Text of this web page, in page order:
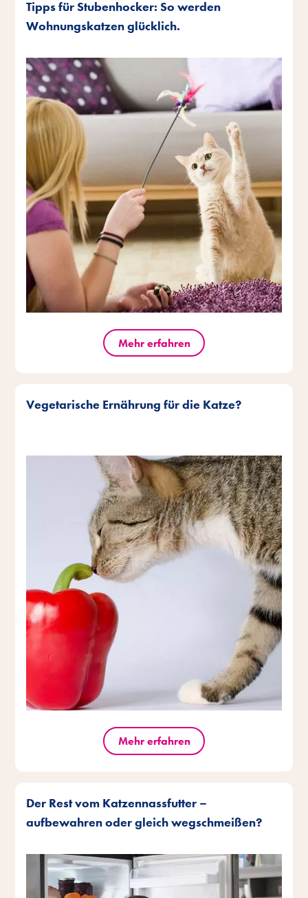
Tipps für Stubenhocker: So werden
Wohnungskatzen glücklich.
Mehr erfahren
Vegetarische Ernährung für die Katze?
Mehr erfahren
Der Rest vom Katzennassfutter –
aufbewahren oder gleich wegschmeißen?